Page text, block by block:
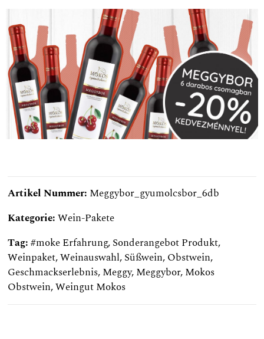
Artikel Nummer: Meggybor_gyumolcsbor_6db
Kategorie:Wein-Pakete
Tag:#moke Erfahrung,Sonderangebot Produkt,
Weinpaket,Weinauswahl,Süßwein,Obstwein,
Geschmackserlebnis,Meggy,Meggybor,Mokos
Obstwein,Weingut Mokos